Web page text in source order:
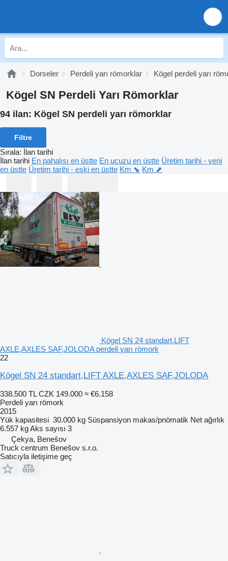
Dorseler Perdeli yarı römorklar Kögel perdeli yarı
Kögel SN Perdeli Yarı Römorklar
94 ilan: Kögel SN perdeli yarı römorklar
Filtre
Sırala: İlan tarihi
İlan tarihi En pahalısı en üstte En ucuzu en üstte Üretim tarihi - yeni
en üstte Üretim tarihi - eski en üstte Km ⬊ Km ⬈
Kögel SN 24 standart,LIFT
AXLE,AXLES SAF,JOLODA perdeli yarı römork
22
Kögel SN 24 standart,LIFT AXLE,AXLES SAF,JOLODA
338.500 TL CZK 149.000 ≈ €6.158
Perdeli yarı römork
2015
Yük kapasitesi 30.000 kg Süspansiyon makas/pnömatik Net ağırlık
6.557 kgAks sayısı 3
Çekya, Benešov
Truck centrum Benešov s.r.o.
Satıcıyla iletişime geç